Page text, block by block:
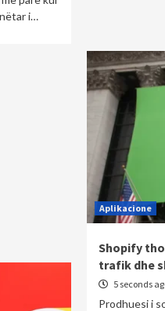
i…
Aplikacione
Shopify
trafik dhe
5 seconds
Prodhuesi i